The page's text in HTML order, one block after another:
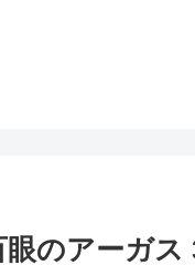
のアーガス